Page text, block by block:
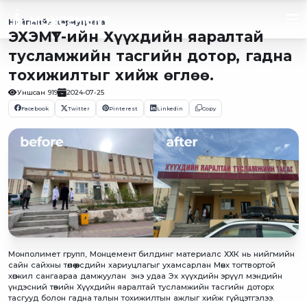
Нийгмийн хариуцлага
ЭХЭМҮТ-ийн Хүүхдийн яаралтай
тусламжийн тасгийн дотор, гадна
тохижилтыг хийж өглөө.
Уншсан 919 2024-07-25
Facebook Twitter Pinterest Linkedin Copy
Монполимет групп, Монцемент билдинг материалс ХХК нь нийгмийн
сайн сайхны төлөө өөрсдийн хариуцлагыг ухамсарлан Мөнх тогтвортой
хөгжил сангаараа дамжуулан энэ удаа Эх хүүхдийн эрүүл мэндийн
үндэсний төвийн Хүүхдийн яаралтай тусламжийн тасгийн доторх
тасгууд болон гадна талын тохижилтын ажлыг хийж гүйцэтгэлээ.